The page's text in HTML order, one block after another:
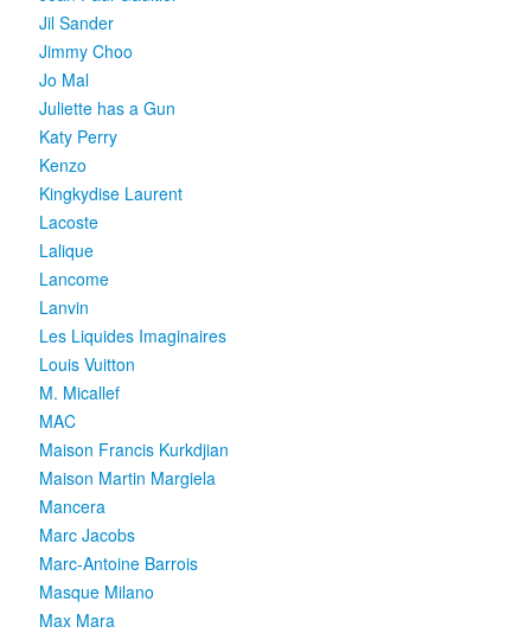
Jil Sander
Jimmy Choo
Jo Mal
Juliette has a Gun
Katy Perry
Kenzo
Kingkydise Laurent
Lacoste
Lalique
Lancome
Lanvin
Les Liquides Imaginaires
Louis Vuitton
M. Micallef
MAC
Maison Francis Kurkdjian
Maison Martin Margiela
Mancera
Marc Jacobs
Marc-Antoine Barrois
Masque Milano
Max Mara